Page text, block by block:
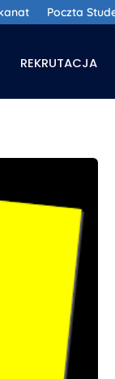
Poczta
REKRUTACJA